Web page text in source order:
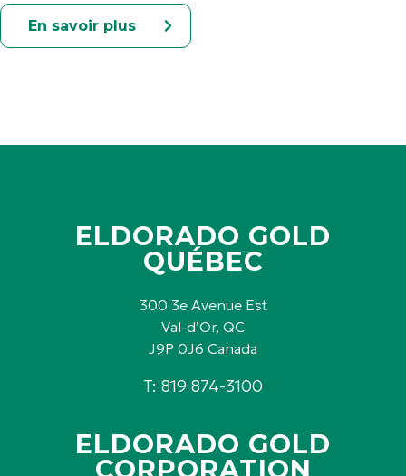
En savoir plus
ELDORADO GOLD
QUÉBEC
300 3e Avenue Est
Val-d’Or, QC
J9P 0J6 Canada
T: 819 874-3100
ELDORADO GOLD
CORPORATION